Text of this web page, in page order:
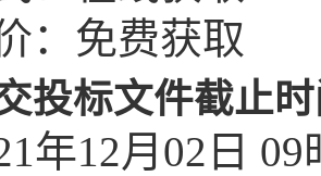
免费获取
投标文件截止
12月02日 09